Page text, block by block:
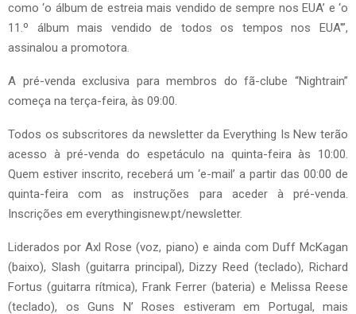
como ‘o álbum de estreia mais vendido de sempre nos EUA’ e ‘o
11.º álbum mais vendido de todos os tempos nos EUA'”,
assinalou a promotora.
A pré-venda exclusiva para membros do fã-clube “Nightrain”
começa na terça-feira, às 09:00.
Todos os subscritores da newsletter da Everything Is New terão
acesso à pré-venda do espetáculo na quinta-feira às 10:00.
Quem estiver inscrito, receberá um ‘e-mail’ a partir das 00:00 de
quinta-feira com as instruções para aceder à pré-venda.
Inscrições em everythingisnew.pt/newsletter.
Liderados por Axl Rose (voz, piano) e ainda com Duff McKagan
(baixo), Slash (guitarra principal), Dizzy Reed (teclado), Richard
Fortus (guitarra rítmica), Frank Ferrer (bateria) e Melissa Reese
(teclado), os Guns N’ Roses estiveram em Portugal, mais